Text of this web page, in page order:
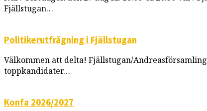
Fjällstugan…
Politikerutfrågning i Fjällstugan
Välkommen att delta! Fjällstugan/
toppkandidater…
Konfa 2026/2027